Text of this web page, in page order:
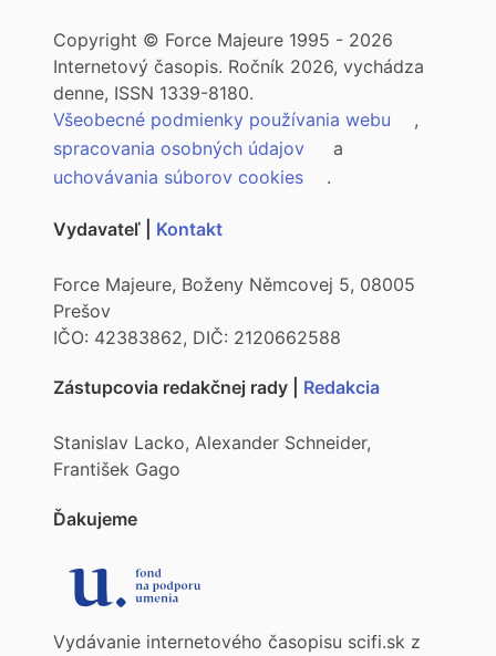
Copyright © Force Majeure 1995 - 2026
Internetový časopis. Ročník 2026, vychádza
denne, ISSN 1339-8180.
Všeobecné podmienky používania webu
,
spracovania osobných údajov
a
uchovávania súborov cookies
.
Vydavateľ | Kontakt
Force Majeure, Boženy Němcovej 5, 08005
Prešov
IČO: 42383862, DIČ: 2120662588
Zástupcovia redakčnej rady | Redakcia
Stanislav Lacko, Alexander Schneider,
František Gago
Ďakujeme
Vydávanie internetového časopisu scifi.sk z